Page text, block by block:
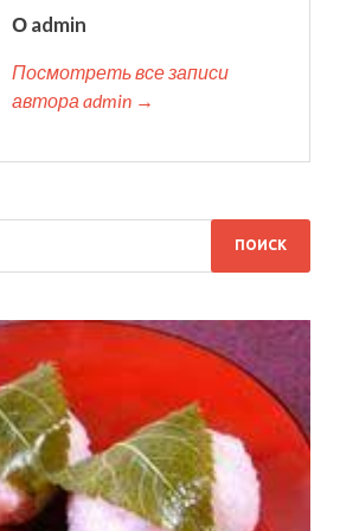
О admin
Посмотреть все записи
автора admin →